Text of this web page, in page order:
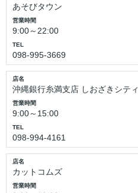
あそびタウン
営業時間
9:00～22:00
TEL
098-995-3669
店名
沖縄銀行糸満支店 しおざきシティ
営業時間
9:00～15:00
TEL
098-994-4161
店名
カットコムズ
営業時間